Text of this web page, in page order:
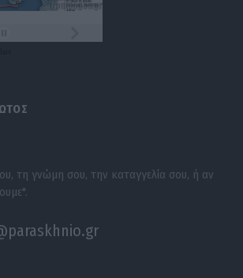
τη γνώμη σου, την καταγγελία σου, ή αν